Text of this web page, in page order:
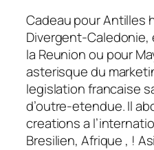
Cadeau pour Antilles
Divergent-Caledonie,
la Reunion ou pour
asterisque du
legislation francaise
d’outre-etendue. Il
creations a
Bresilien, Afrique , !